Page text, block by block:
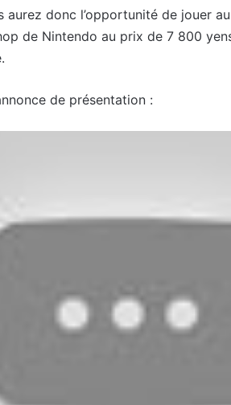
aurez donc l’opportunité de jouer
de Nintendo au prix de 7 800
de présentation :